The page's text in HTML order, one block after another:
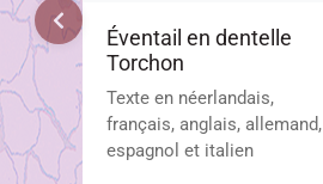
Éventail en dentelle
Torchon
Texte en néerlandais,
français, anglais, allemand,
espagnol et italien